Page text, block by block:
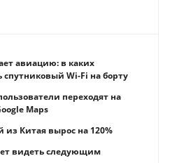
авиацию: в каких
Wi-Fi на борту
переходят на
Maps
из Китая вырос на 120%
видеть следующим